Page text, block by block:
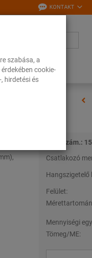
szabása, a
cookie-
hirdetési és
KONTAKT
Tételszám.:
Csatlakozó
Hangszigetelő
Felület:
Mennyiségi
Tömeg/ME: